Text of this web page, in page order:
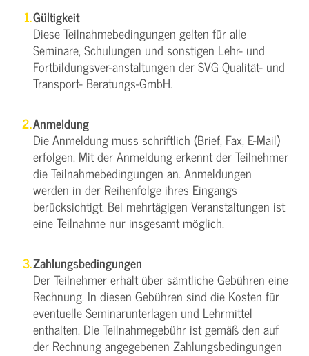
Gültigkeit
Diese Teilnahmebedingungen gelten für alle
Seminare, Schulungen und sonstigen Lehr- und
Fortbildungsver-anstaltungen der SVG Qualität- und
Transport- Beratungs-GmbH.
Anmeldung
Die Anmeldung muss schriftlich (Brief, Fax, E-Mail)
erfolgen. Mit der Anmeldung erkennt der Teilnehmer
die Teilnahmebedingungen an. Anmeldungen
werden in der Reihenfolge ihres Eingangs
berücksichtigt. Bei mehrtägigen Veranstaltungen ist
eine Teilnahme nur insgesamt möglich.
Zahlungsbedingungen
Der Teilnehmer erhält über sämtliche Gebühren eine
Rechnung. In diesen Gebühren sind die Kosten für
eventuelle Seminarunterlagen und Lehrmittel
enthalten. Die Teilnahmegebühr ist gemäß den auf
der Rechnung angegebenen Zahlungsbedingungen